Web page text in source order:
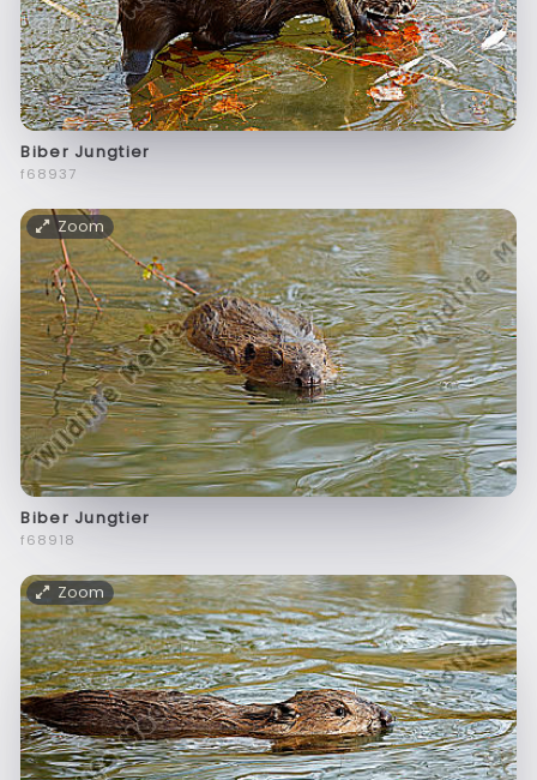
Biber Jungtier
f68937
Zoom
Biber Jungtier
f68918
Zoom